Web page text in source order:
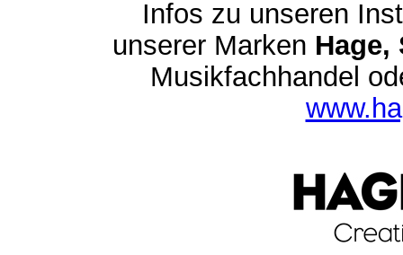
Infos zu unseren
unserer Marken Hage,
Musikfachhandel